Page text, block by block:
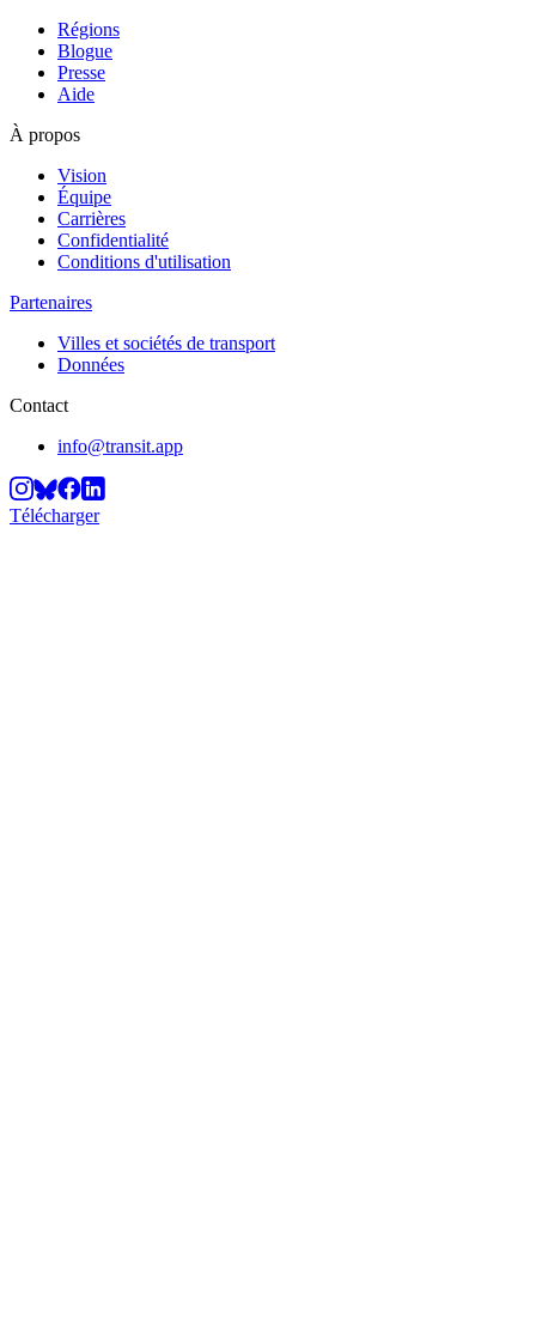
Régions
Blogue
Presse
Aide
À propos
Vision
Équipe
Carrières
Confidentialité
Conditions d'utilisation
Partenaires
Villes et sociétés de transport
Données
Contact
info@transit.app
Télécharger